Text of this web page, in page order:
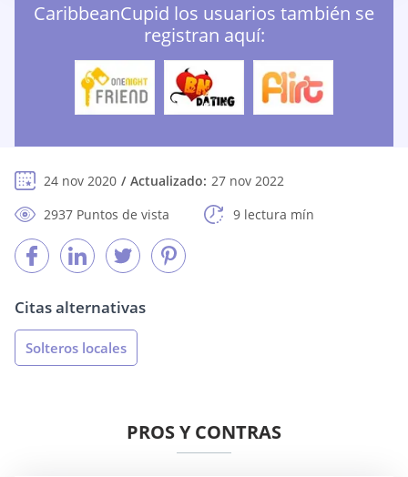
CaribbeanCupid los usuarios también se
registran aquí:
24 nov 2020 Actualizado: 27 nov 2022
2937 Puntos de vista
9 lectura mín
Citas alternativas
Solteros locales
PROS Y CONTRAS